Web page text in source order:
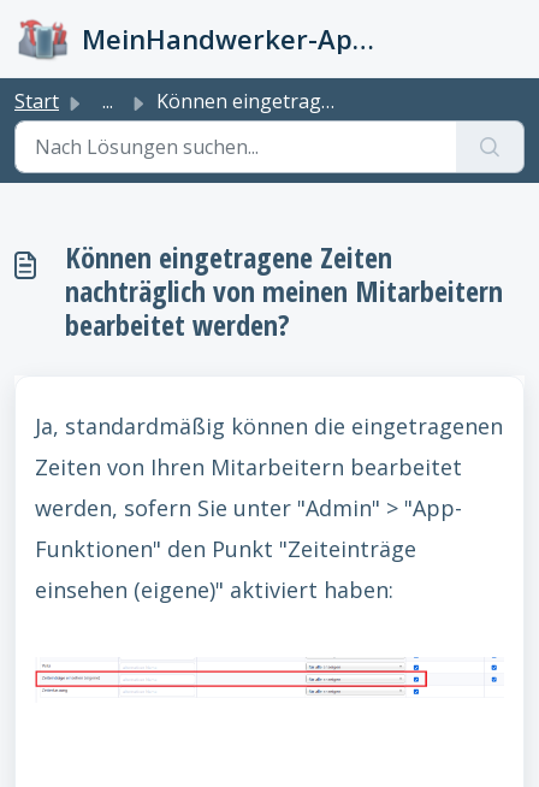
MeinHandwerker-App Info-Kiste
Start ... Können eingetragene Zeiten nachträglich von meinen Mitarb...
Können eingetragene Zeiten
nachträglich von meinen Mitarbeitern
bearbeitet werden?
Ja, standardmäßig können die eingetragenen
Zeiten von Ihren Mitarbeitern bearbeitet
werden, sofern Sie unter "Admin" > "App-
Funktionen" den Punkt "Zeiteinträge
einsehen (eigene)" aktiviert haben: